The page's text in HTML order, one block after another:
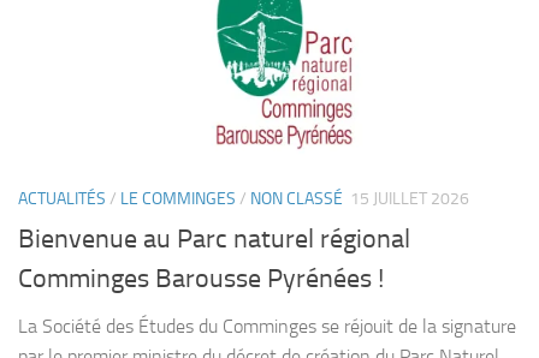
ACTUALITÉS / LE COMMINGES / NON CLASSÉ 15 JUILLET 2026
Bienvenue au Parc naturel régional
Comminges Barousse Pyrénées !
La Société des Études du Comminges se réjouit de la signature